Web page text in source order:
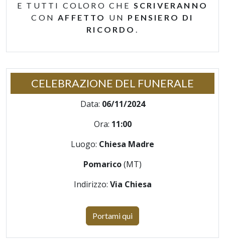
E TUTTI COLORO CHE SCRIVERANNO
CONAFFETTO UN PENSIERO DI
RICORDO .
CELEBRAZIONE DEL FUNERALE
Data: 06/11/2024
Ora: 11:00
Luogo: Chiesa Madre
Pomarico(MT)
Indirizzo: Via Chiesa
Portami qui